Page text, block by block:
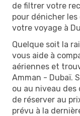
de filtrer votre
pour dénicher
votre voyage à
Quelque soit la
vous aide à
aériennes et
Amman - Dubaï.
ou au niveau
de réserver au
prévu à la